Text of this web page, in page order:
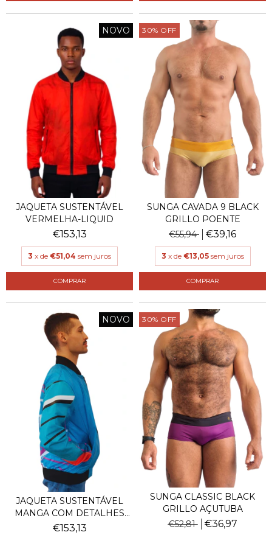
NOVO
JAQUETA SUSTENTÁVEL
VERMELHA-LIQUID
€153,13
3 x de €51,04 sem juros
COMPRAR
30% OFF
SUNGA CAVADA 9 BLACK
GRILLO POENTE
€55,94
€39,16
3 x de €13,05 sem juros
COMPRAR
NOVO
JAQUETA SUSTENTÁVEL
MANGA COM DETALHES
E...
€153,13
30% OFF
SUNGA CLASSIC BLACK
GRILLO AÇUTUBA
€52,81
€36,97